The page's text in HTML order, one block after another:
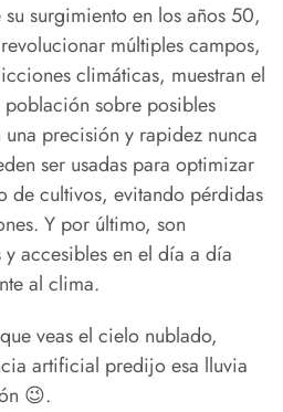
surgimiento en los años 50,
múltiples campos,
climáticas, muestran el
sobre posibles
una precisión y rapidez nunca
ser usadas para optimizar
de cultivos, evitando pérdidas
Y por último, son
accesibles en el día a día
al clima.
veas el cielo nublado,
artificial predijo esa lluvia
😉.